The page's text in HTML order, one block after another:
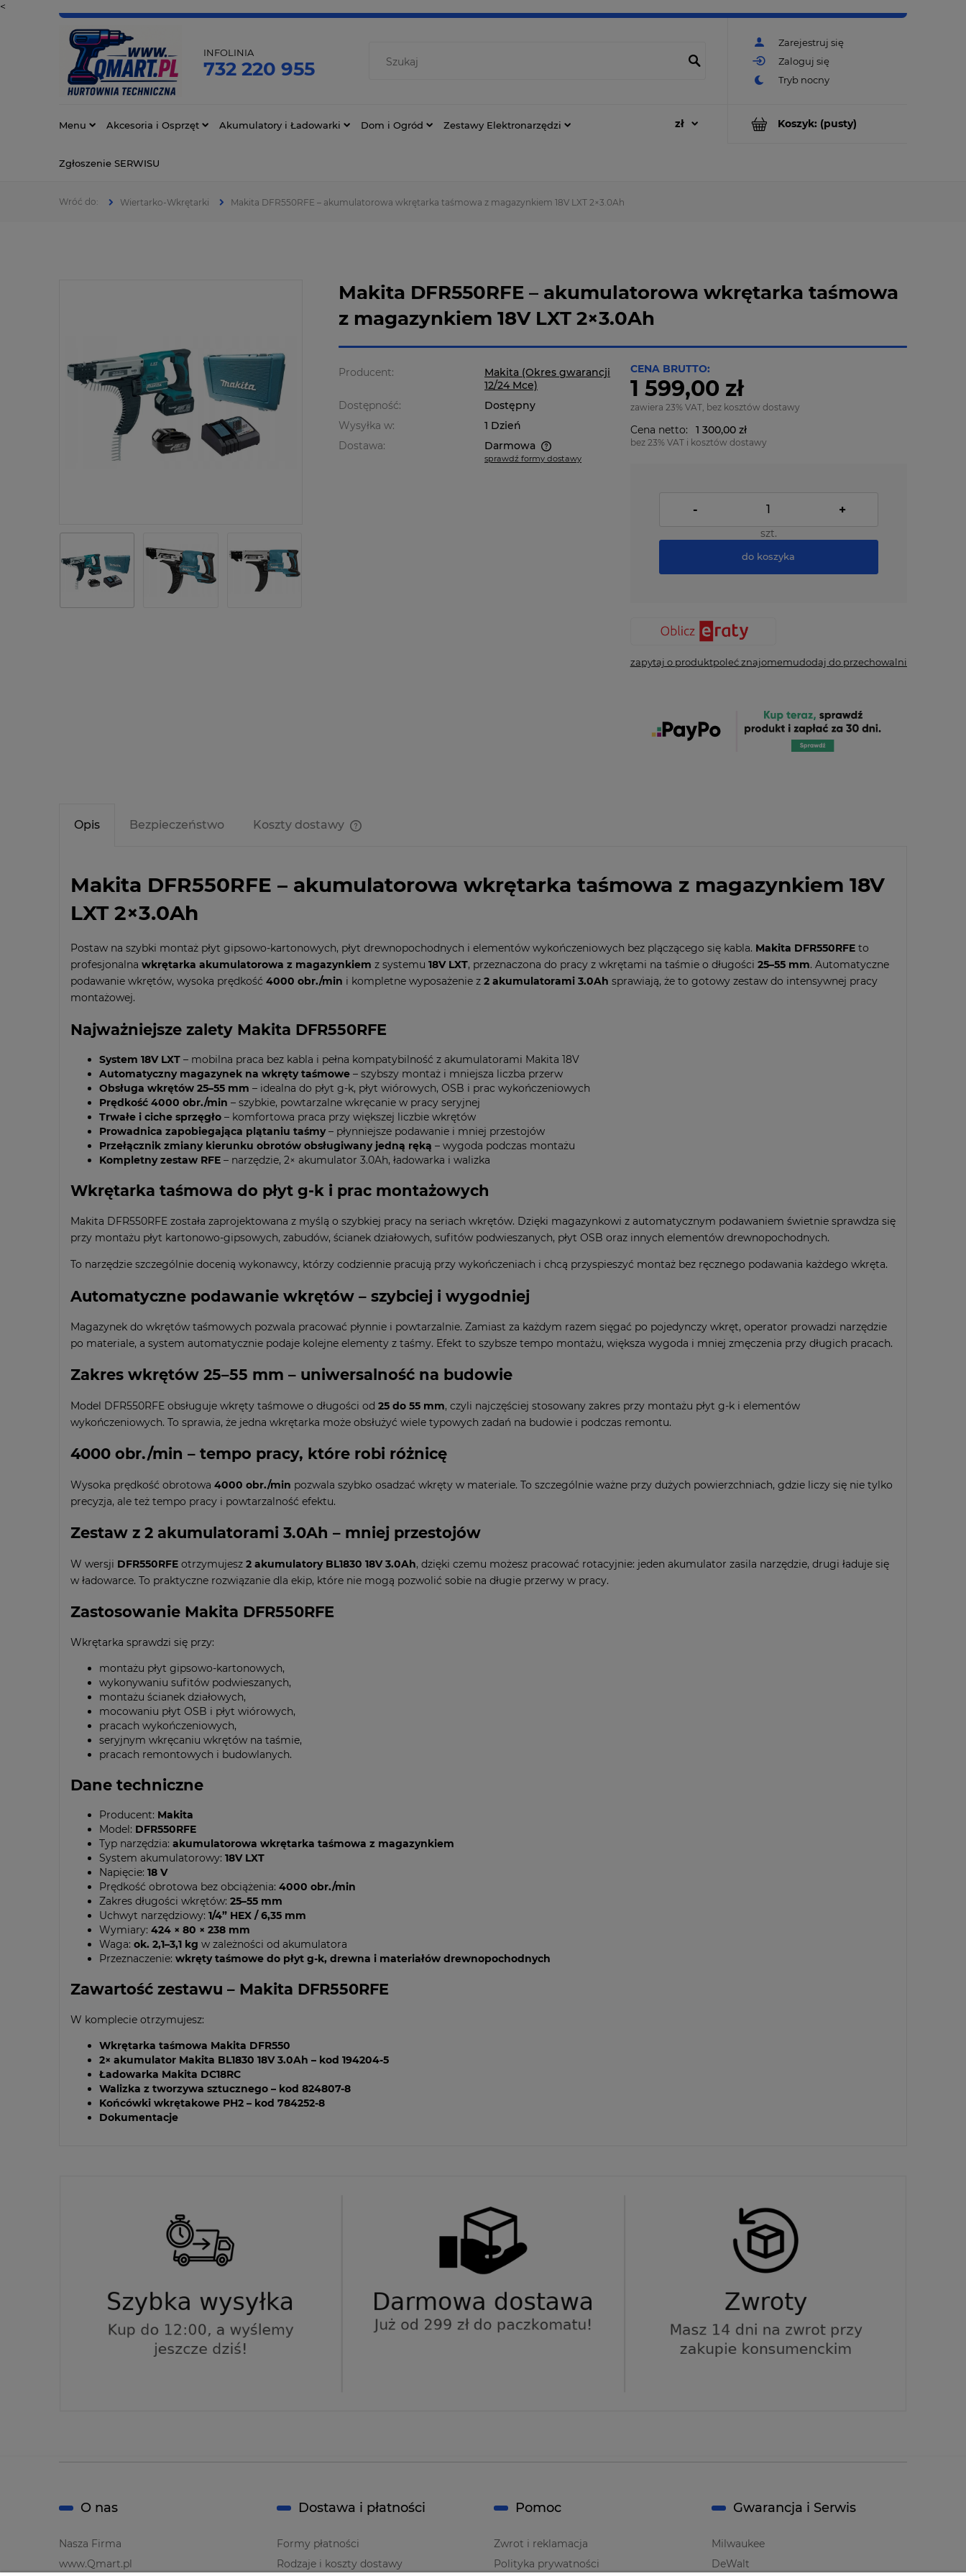
<
Zarejestruj się
Zaloguj się
INFOLINIA
732 220 955
Koszyk: (pusty)
Menu Akcesoria i Osprzęt Akumulatory i Ładowarki Dom i Ogród Zestawy Elektronarzędzi
Zgłoszenie SERWISU
Wiertarko-Wkrętarki Makita DFR550RFE – akumulatorowa wkrętarka taśmowa z magazynkiem 18V LXT 2×3.0Ah
Makita DFR550RFE – akumulatorowa wkrętarka taśmowa
z magazynkiem 18V LXT 2×3.0Ah
Producent:
Makita (Okres gwarancji
12/24 Mce)
Dostępność:
Dostępny
Wysyłka w:
1 Dzień
Dostawa:
Darmowa
sprawdź formy dostawy
CENA BRUTTO:
1 599,00 zł
zawiera 23% VAT, bez kosztów dostawy
Cena netto: 1 300,00 zł
bez 23% VAT i kosztów dostawy
- +
szt.
do koszyka
zapytaj o produktpoleć znajomemudodaj do przechowalni
Opis Bezpieczeństwo Koszty dostawy
Makita DFR550RFE – akumulatorowa wkrętarka taśmowa z magazynkiem 18V
LXT 2×3.0Ah
Postaw na szybki montaż płyt gipsowo-kartonowych, płyt drewnopochodnych i elementów wykończeniowych bez plączącego się kabla. Makita DFR550RFE to
profesjonalna wkrętarka akumulatorowa z magazynkiem z systemu 18V LXT, przeznaczona do pracy z wkrętami na taśmie o długości 25–55 mm. Automatyczne
podawanie wkrętów, wysoka prędkość 4000 obr./min i kompletne wyposażenie z 2 akumulatorami 3.0Ah sprawiają, że to gotowy zestaw do intensywnej pracy
montażowej.
Najważniejsze zalety Makita DFR550RFE
System 18V LXT – mobilna praca bez kabla i pełna kompatybilność z akumulatorami Makita 18V
Automatyczny magazynek na wkręty taśmowe – szybszy montaż i mniejsza liczba przerw
Obsługa wkrętów 25–55 mm – idealna do płyt g-k, płyt wiórowych, OSB i prac wykończeniowych
Prędkość 4000 obr./min – szybkie, powtarzalne wkręcanie w pracy seryjnej
Trwałe i ciche sprzęgło – komfortowa praca przy większej liczbie wkrętów
Prowadnica zapobiegająca plątaniu taśmy– płynniejsze podawanie i mniej przestojów
Przełącznik zmiany kierunku obrotów obsługiwany jedną ręką – wygoda podczas montażu
Kompletny zestaw RFE – narzędzie, 2× akumulator 3.0Ah, ładowarka i walizka
Wkrętarka taśmowa do płyt g-k i prac montażowych
Makita DFR550RFE została zaprojektowana z myślą o szybkiej pracy na seriach wkrętów. Dzięki magazynkowi z automatycznym podawaniem świetnie sprawdza się
przy montażu płyt kartonowo-gipsowych, zabudów, ścianek działowych, sufitów podwieszanych, płyt OSB oraz innych elementów drewnopochodnych.
To narzędzie szczególnie docenią wykonawcy, którzy codziennie pracują przy wykończeniach i chcą przyspieszyć montaż bez ręcznego podawania każdego wkręta.
Automatyczne podawanie wkrętów – szybciej i wygodniej
Magazynek do wkrętów taśmowych pozwala pracować płynnie i powtarzalnie. Zamiast za każdym razem sięgać po pojedynczy wkręt, operator prowadzi narzędzie
po materiale, a system automatycznie podaje kolejne elementy z taśmy. Efekt to szybsze tempo montażu, większa wygoda i mniej zmęczenia przy długich pracach.
Zakres wkrętów 25–55 mm – uniwersalność na budowie
Model DFR550RFE obsługuje wkręty taśmowe o długości od 25 do 55 mm, czyli najczęściej stosowany zakres przy montażu płyt g-k i elementów
wykończeniowych. To sprawia, że jedna wkrętarka może obsłużyć wiele typowych zadań na budowie i podczas remontu.
4000 obr./min – tempo pracy, które robi różnicę
Wysoka prędkość obrotowa 4000 obr./min pozwala szybko osadzać wkręty w materiale. To szczególnie ważne przy dużych powierzchniach, gdzie liczy się nie tylko
precyzja, ale też tempo pracy i powtarzalność efektu.
Zestaw z 2 akumulatorami 3.0Ah – mniej przestojów
W wersji DFR550RFE otrzymujesz 2 akumulatory BL1830 18V 3.0Ah, dzięki czemu możesz pracować rotacyjnie: jeden akumulator zasila narzędzie, drugi ładuje się
w ładowarce. To praktyczne rozwiązanie dla ekip, które nie mogą pozwolić sobie na długie przerwy w pracy.
Zastosowanie Makita DFR550RFE
Wkrętarka sprawdzi się przy:
montażu płyt gipsowo-kartonowych,
wykonywaniu sufitów podwieszanych,
montażu ścianek działowych,
mocowaniu płyt OSB i płyt wiórowych,
pracach wykończeniowych,
seryjnym wkręcaniu wkrętów na taśmie,
pracach remontowych i budowlanych.
Dane techniczne
Producent: Makita
Model: DFR550RFE
Typ narzędzia: akumulatorowa wkrętarka taśmowa z magazynkiem
System akumulatorowy: 18V LXT
Napięcie: 18 V
Prędkość obrotowa bez obciążenia: 4000 obr./min
Zakres długości wkrętów: 25–55 mm
Uchwyt narzędziowy: 1/4” HEX / 6,35 mm
Wymiary: 424 × 80 × 238 mm
Waga: ok. 2,1–3,1 kg w zależności od akumulatora
Przeznaczenie: wkręty taśmowe do płyt g-k, drewna i materiałów drewnopochodnych
Zawartość zestawu – Makita DFR550RFE
W komplecie otrzymujesz:
Wkrętarka taśmowa Makita DFR550
2× akumulator Makita BL1830 18V 3.0Ah – kod 194204-5
Ładowarka Makita DC18RC
Walizka z tworzywa sztucznego – kod 824807-8
Końcówki wkrętakowe PH2 – kod 784252-8
Dokumentacje
O nas
Nasza Firma
www.Qmart.pl
Dostawa i płatności
Formy płatności
Rodzaje i koszty dostawy
Pomoc
Zwrot i reklamacja
Polityka prywatności
Gwarancja i Serwis
Milwaukee
DeWalt